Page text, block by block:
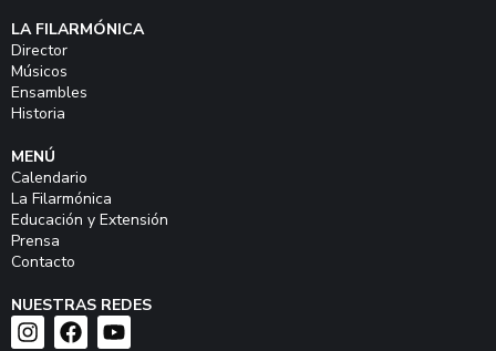
LA FILARMÓNICA
Director
Músicos
Ensambles
Historia
MENÚ
Calendario
La Filarmónica
Educación y Extensión
Prensa
Contacto
NUESTRAS REDES